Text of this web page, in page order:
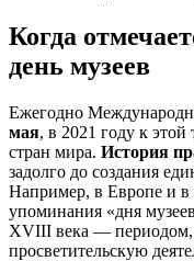
Когда
день музеев
Ежегодно
мая, в 2021 году к
стран мира. История
задолго до создания
Например, в Европе и
упоминания «дня
XVIII века — периодом,
просветительскую